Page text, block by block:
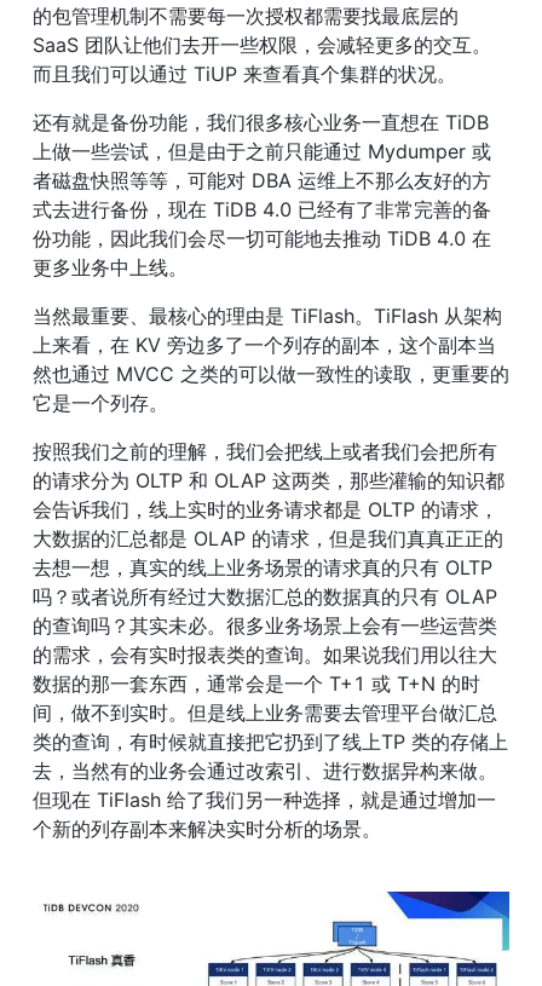
的包管理机制不需要每一次授权都需要找最底层的
SaaS 团队让他们去开一些权限，会减轻更多的交互。
而且我们可以通过 TiUP 来查看真个集群的状况。
还有就是备份功能，我们很多核心业务一直想在 TiDB
上做一些尝试，但是由于之前只能通过 Mydumper 或
者磁盘快照等等，可能对 DBA 运维上不那么友好的方
式去进行备份，现在 TiDB 4.0 已经有了非常完善的备
份功能，因此我们会尽一切可能地去推动 TiDB 4.0 在
更多业务中上线。
当然最重要、最核心的理由是 TiFlash。TiFlash 从架构
上来看，在 KV 旁边多了一个列存的副本，这个副本当
然也通过 MVCC 之类的可以做一致性的读取，更重要的
它是一个列存。
按照我们之前的理解，我们会把线上或者我们会把所有
的请求分为 OLTP 和 OLAP 这两类，那些灌输的知识都
会告诉我们，线上实时的业务请求都是 OLTP 的请求，
大数据的汇总都是 OLAP 的请求，但是我们真真正正的
去想一想，真实的线上业务场景的请求真的只有 OLTP
吗？或者说所有经过大数据汇总的数据真的只有 OLAP
的查询吗？其实未必。很多业务场景上会有一些运营类
的需求，会有实时报表类的查询。如果说我们用以往大
数据的那一套东西，通常会是一个 T+1 或 T+N 的时
间，做不到实时。但是线上业务需要去管理平台做汇总
类的查询，有时候就直接把它扔到了线上TP 类的存储上
去，当然有的业务会通过改索引、进行数据异构来做。
但现在 TiFlash 给了我们另一种选择，就是通过增加一
个新的列存副本来解决实时分析的场景。